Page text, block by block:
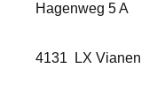
Hagenweg 5 A
4131 LX Vianen